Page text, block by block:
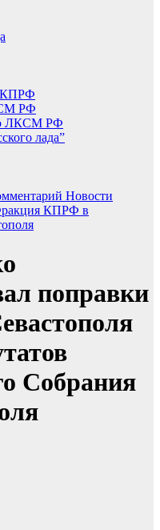
КПРФ
РФ
ЛКСМ РФ
лада”
Новости
КПРФ в
поправки
Собрания